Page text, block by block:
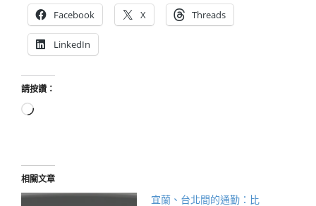
Facebook X Threads
LinkedIn
請按讚：
正
入...
相關文章
宜蘭、台北間的通勤：比